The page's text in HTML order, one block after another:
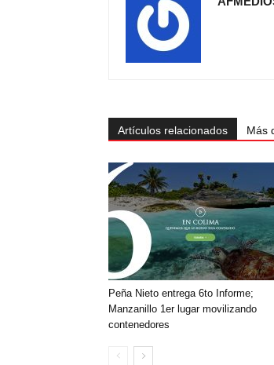
Artículos relacionados Más
Peña Nieto entrega 6to Informe;
Manzanillo 1er lugar movilizando
contenedores